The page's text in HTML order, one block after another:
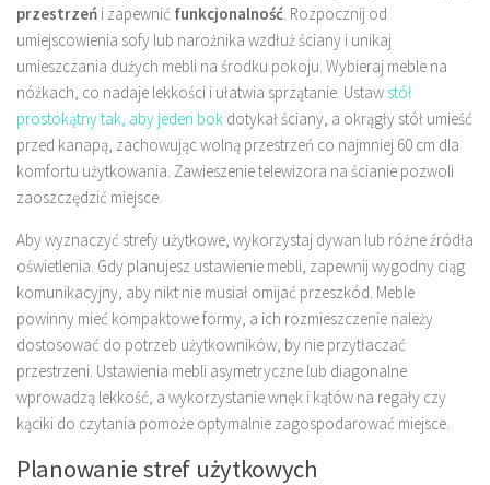
przestrzeń i zapewnić funkcjonalność . Rozpocznij od
umiejscowienia sofy lub narożnika wzdłuż ściany i unikaj
umieszczania dużych mebli na środku pokoju. Wybieraj meble na
nóżkach, co nadaje lekkości i ułatwia sprzątanie. Ustaw stół
prostokątny tak, aby jeden bok dotykał ściany, a okrągły stół umieść
przed kanapą, zachowując wolną przestrzeń co najmniej 60 cm dla
komfortu użytkowania. Zawieszenie telewizora na ścianie pozwoli
zaoszczędzić miejsce.
Aby wyznaczyć strefy użytkowe, wykorzystaj dywan lub różne źródła
oświetlenia. Gdy planujesz ustawienie mebli, zapewnij wygodny ciąg
komunikacyjny, aby nikt nie musiał omijać przeszkód. Meble
powinny mieć kompaktowe formy, a ich rozmieszczenie należy
dostosować do potrzeb użytkowników, by nie przytłaczać
przestrzeni. Ustawienia mebli asymetryczne lub diagonalne
wprowadzą lekkość, a wykorzystanie wnęk i kątów na regały czy
kąciki do czytania pomoże optymalnie zagospodarować miejsce.
Planowanie stref użytkowych